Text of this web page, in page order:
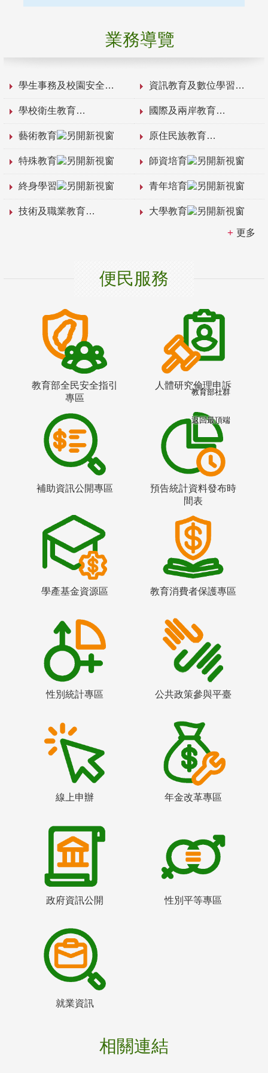
業務導覽
學生事務及校園安全 資訊教育及數位學習
學校衛生教育 國際及兩岸教育
藝術教育 原住民族教育
特殊教育 師資培育
終身學習 青年培育
技術及職業教育 大學教育
更多
便民服務
教育部全民安全指引
專區
人體研究倫理申訴
補助資訊公開專區
預告統計資料發布時
間表
學產基金資源區 教育消費者保護專區
性別統計專區 公共政策參與平臺
線上申辦 年金改革專區
政府資訊公開 性別平等專區
就業資訊
相關連結
教育部社群
返回最頂端